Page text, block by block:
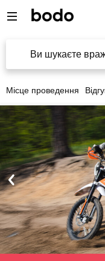
Ви шукаєте
Місце проведення